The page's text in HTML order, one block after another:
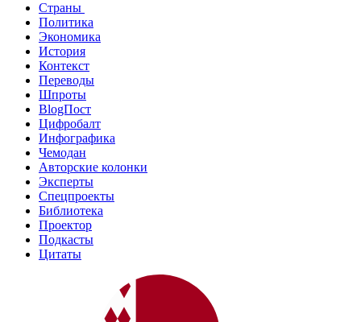
Страны
Политика
Экономика
История
Контекст
Переводы
Шпроты
BlogПост
Цифробалт
Инфографика
Чемодан
Авторские колонки
Эксперты
Спецпроекты
Библиотека
Проектор
Подкасты
Цитаты